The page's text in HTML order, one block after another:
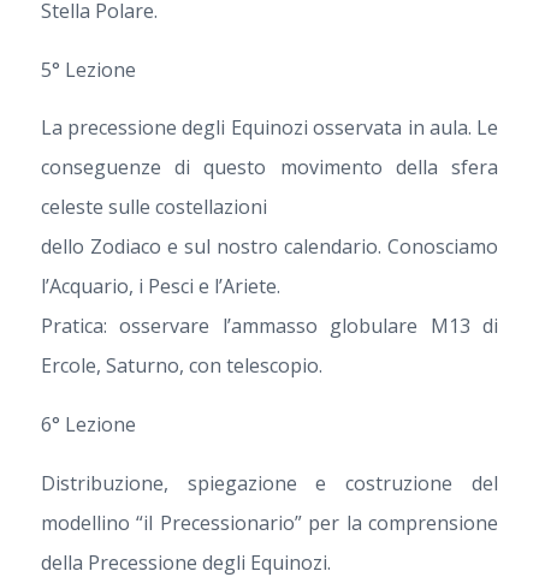
Stella Polare.
5° Lezione
La precessione degli Equinozi osservata in aula. Le
conseguenze di questo movimento della sfera
celeste sulle costellazioni
dello Zodiaco e sul nostro calendario. Conosciamo
l’Acquario, i Pesci e l’Ariete.
Pratica: osservare l’ammasso globulare M13 di
Ercole, Saturno, con telescopio.
6° Lezione
Distribuzione, spiegazione e costruzione del
modellino “il Precessionario” per la comprensione
della Precessione degli Equinozi.